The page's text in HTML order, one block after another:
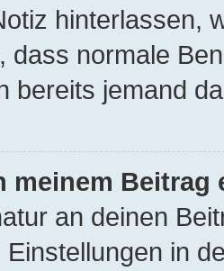
hinterlassen,
dass normale
bereits jemand
meinem
an deinen
in